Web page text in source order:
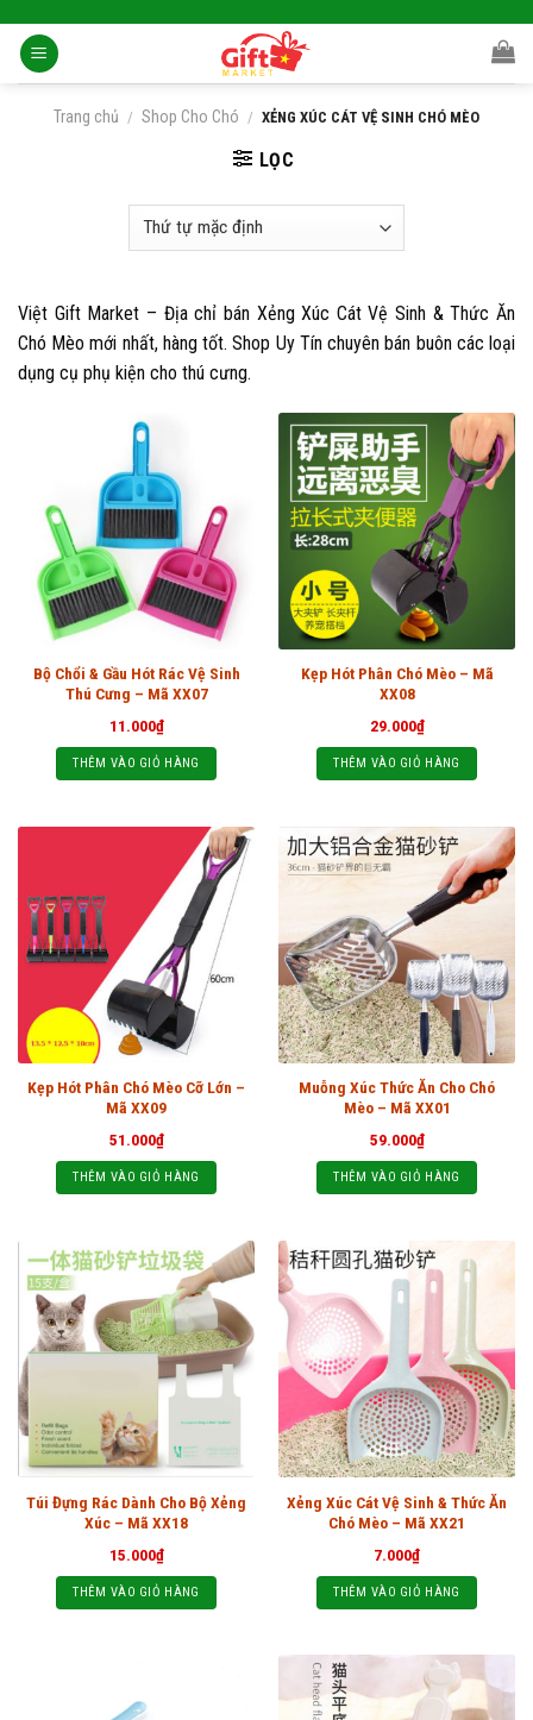
content
Trang chủ / Shop Cho Chó / XẺNG XÚC CÁT VỆ SINH CHÓ MÈO
LỌC
Việt Gift Market – Địa chỉ bán Xẻng Xúc Cát Vệ Sinh & Thức Ăn
Chó Mèo mới nhất, hàng tốt. Shop Uy Tín chuyên bán buôn các loại
dụng cụ phụ kiện cho thú cưng.
Bộ Chổi & Gầu Hót Rác Vệ Sinh
Thú Cưng – Mã XX07
11.000₫
THÊM VÀO GIỎ HÀNG
Kẹp Hót Phân Chó Mèo – Mã
XX08
29.000₫
THÊM VÀO GIỎ HÀNG
Kẹp Hót Phân Chó Mèo Cỡ Lớn –
Mã XX09
51.000₫
THÊM VÀO GIỎ HÀNG
Muỗng Xúc Thức Ăn Cho Chó
Mèo – Mã XX01
59.000₫
THÊM VÀO GIỎ HÀNG
Túi Đựng Rác Dành Cho Bộ Xẻng
Xúc – Mã XX18
15.000₫
THÊM VÀO GIỎ HÀNG
Xẻng Xúc Cát Vệ Sinh & Thức Ăn
Chó Mèo – Mã XX21
7.000₫
THÊM VÀO GIỎ HÀNG